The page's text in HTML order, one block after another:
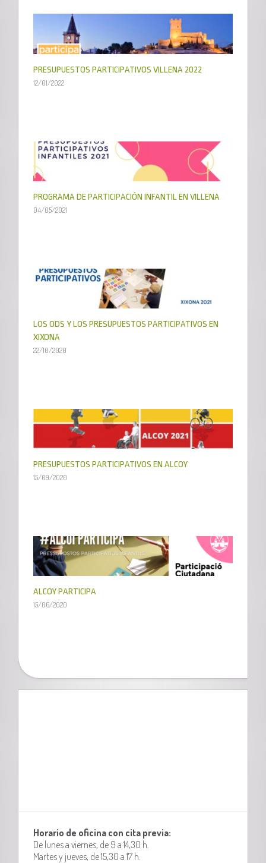
PRESUPUESTOS PARTICIPATIVOS VILLENA 2022
12/01/2022
PROGRAMA DE PARTICIPACIÓN INFANTIL EN VILLENA
04/05/2021
LOS ODS Y LOS PRESUPUESTOS PARTICIPATIVOS EN
XIXONA
22/10/2020
PRESUPUESTOS PARTICIPATIVOS EN ALCOY
15/09/2020
ALCOY PARTICIPA
15/06/2020
Horario de oficina con cita previa:
De lunes a viernes, de 9 a 14,30 h.
Martes y jueves, de 15,30 a 17 h.